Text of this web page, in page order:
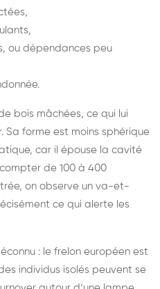
ou dépendances peu
bois mâchées, ce qui lui
Sa forme est moins sphérique
car il épouse la cavité
de 100 à 400
on observe un va-et-
ce qui alerte les
: le frelon européen est
individus isolés peuvent se